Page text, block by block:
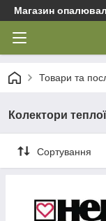
Магазин
Товари та
Колектори
Сортування